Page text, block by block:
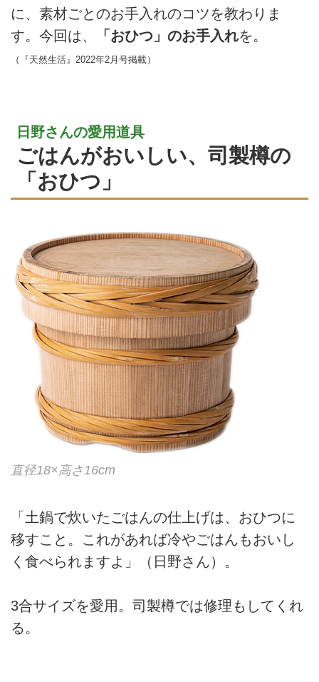
に、素材ごとのお手入れのコツを教わりま
す。今回は、
「おひつ」のお手入れを。
（『天然生活』2022年2月号掲載）
日野さんの愛用道具
ごはんがおいしい、司製樽の
「おひつ」
直径18×高さ16cm
「土鍋で炊いたごはんの仕上げは、おひつに
移すこと。これがあれば冷やごはんもおいし
く食べられますよ」（日野さん）。
3合サイズを愛用。司製樽では修理もしてくれ
る。